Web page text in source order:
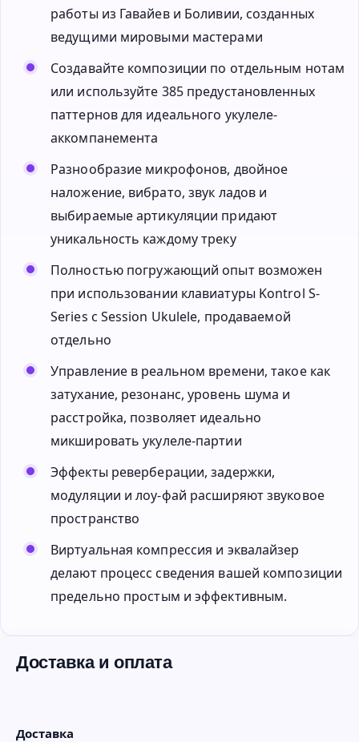
работы из Гавайев и Боливии, созданных
ведущими мировыми мастерами
Создавайте композиции по отдельным нотам
или используйте 385 предустановленных
паттернов для идеального укулеле-
аккомпанемента
Разнообразие микрофонов, двойное
наложение, вибрато, звук ладов и
выбираемые артикуляции придают
уникальность каждому треку
Полностью погружающий опыт возможен
при использовании клавиатуры Kontrol S-
Series с Session Ukulele, продаваемой
отдельно
Управление в реальном времени, такое как
затухание, резонанс, уровень шума и
расстройка, позволяет идеально
микшировать укулеле-партии
Эффекты реверберации, задержки,
модуляции и лоу-фай расширяют звуковое
пространство
Виртуальная компрессия и эквалайзер
делают процесс сведения вашей композиции
предельно простым и эффективным.
Доставка и оплата
Доставка